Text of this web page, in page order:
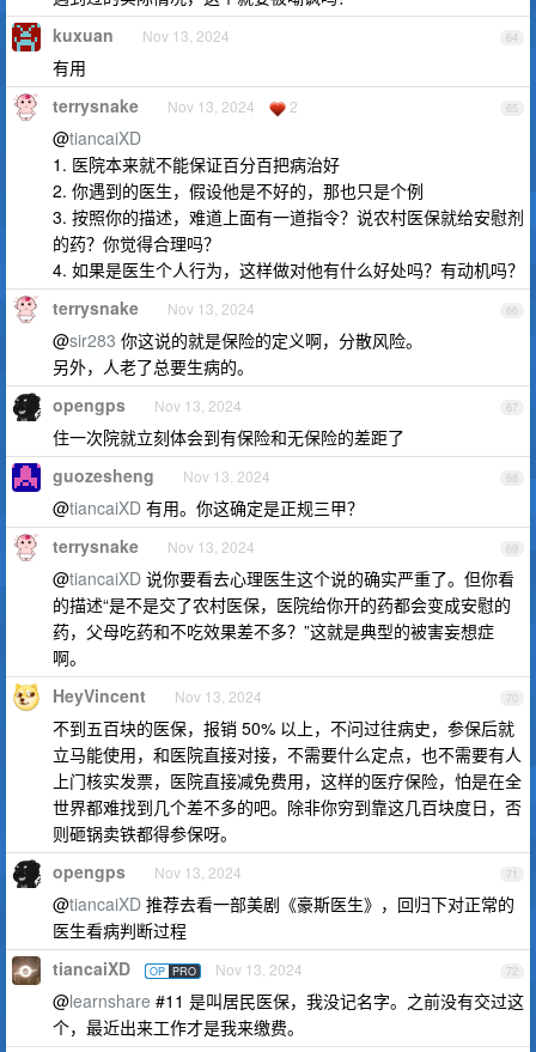
64
kuxuan Nov 13, 2024
有用
65
terrysnake Nov 13, 2024 2
@tiancaiXD
1. 医院本来就不能保证百分百把病治好
2. 你遇到的医生，假设他是不好的，那也只是个例
3. 按照你的描述，难道上面有一道指令？说农村医保就给安慰剂
的药？你觉得合理吗？
4. 如果是医生个人行为，这样做对他有什么好处吗？有动机吗？
66
terrysnake Nov 13, 2024
@sir283 你这说的就是保险的定义啊，分散风险。
另外，人老了总要生病的。
67
opengps Nov 13, 2024
住一次院就立刻体会到有保险和无保险的差距了
68
guozesheng Nov 13, 2024
@tiancaiXD 有用。你这确定是正规三甲？
69
terrysnake Nov 13, 2024
@tiancaiXD 说你要看去心理医生这个说的确实严重了。但你看
的描述“是不是交了农村医保，医院给你开的药都会变成安慰的
药，父母吃药和不吃效果差不多？”这就是典型的被害妄想症
啊。
70
HeyVincent Nov 13, 2024
不到五百块的医保，报销 50% 以上，不问过往病史，参保后就
立马能使用，和医院直接对接，不需要什么定点，也不需要有人
上门核实发票，医院直接减免费用，这样的医疗保险，怕是在全
世界都难找到几个差不多的吧。除非你穷到靠这几百块度日，否
则砸锅卖铁都得参保呀。
71
opengps Nov 13, 2024
@tiancaiXD 推荐去看一部美剧《豪斯医生》，回归下对正常的
医生看病判断过程
72
tiancaiXD OP PRO Nov 13, 2024
@learnshare #11 是叫居民医保，我没记名字。之前没有交过这
个，最近出来工作才是我来缴费。